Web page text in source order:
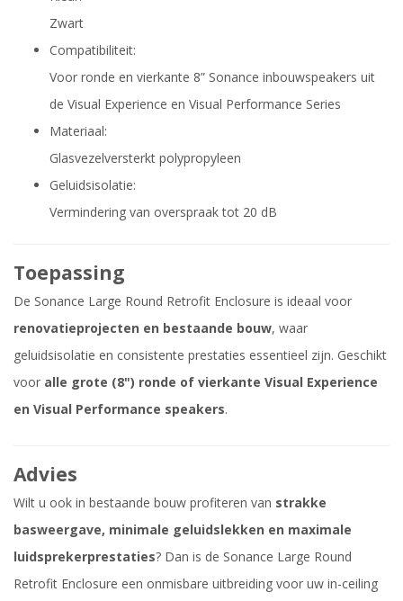
Zwart
Compatibiliteit:
Voor ronde en vierkante 8” Sonance inbouwspeakers uit
de Visual Experience en Visual Performance Series
Materiaal:
Glasvezelversterkt polypropyleen
Geluidsisolatie:
Vermindering van overspraak tot 20 dB
Toepassing
De Sonance Large Round Retrofit Enclosure is ideaal voor
renovatieprojecten en bestaande bouw, waar
geluidsisolatie en consistente prestaties essentieel zijn. Geschikt
voor alle grote (8") ronde of vierkante Visual Experience
en Visual Performance speakers.
Advies
Wilt u ook in bestaande bouw profiteren van strakke
basweergave, minimale geluidslekken en maximale
luidsprekerprestaties? Dan is de Sonance Large Round
Retrofit Enclosure een onmisbare uitbreiding voor uw in-ceiling